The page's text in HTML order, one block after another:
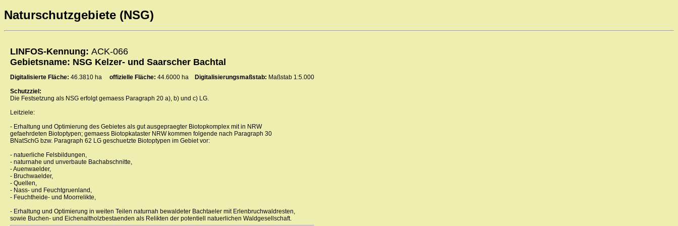
Naturschutzgebiete (NSG)
LINFOS-Kennung: ACK-066
Gebietsname: NSG Kelzer- und Saarscher Bachtal
Digitalisierte Fläche: 46.3810 ha offizielle Fläche: 44.6000 ha Digitalisierungsmaßstab: Maßstab 1:5.000
Schutzziel:
Die Festsetzung als NSG erfolgt gemaess Paragraph 20 a), b) und c) LG.
Leitziele:
- Erhaltung und Optimierung des Gebietes als gut ausgepraegter Biotopkomplex mit in NRW
gefaehrdeten Biotoptypen; gemaess Biotopkataster NRW kommen folgende nach Paragraph 30
BNatSchG bzw. Paragraph 62 LG geschuetzte Biotoptypen im Gebiet vor:
- natuerliche Felsbildungen,
- naturnahe und unverbaute Bachabschnitte,
- Auenwaelder,
- Bruchwaelder,
- Quellen,
- Nass- und Feuchtgruenland,
- Feuchtheide- und Moorrelikte,
- Erhaltung und Optimierung in weiten Teilen naturnah bewaldeter Bachtaeler mit Erlenbruchwaldresten,
sowie Buchen- und Eichenaltholzbestaenden als Relikten der potentiell natuerlichen Waldgesellschaft.